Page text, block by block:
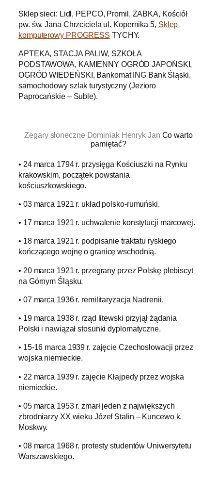
Sklep sieci: Lidl, PEPCO, Promil, ŻABKA, Kościół
pw. św. Jana Chrzciciela ul. Kopernika 5, Sklep
komputerowy PROGRESS TYCHY.
APTEKA, STACJA PALIW, SZKOŁA
PODSTAWOWA, KAMIENNY OGRÓD JAPOŃSKI,
OGRÓD WIEDEŃSKI, Bankomat ING Bank Śląski,
samochodowy szlak turystyczny (Jezioro
Paprocańskie – Suble).
Zegary słoneczne Dominiak Henryk Jan Co warto
pamiętać?
• 24 marca 1794 r. przysięga Kościuszki na Rynku
krakowskim, początek powstania
kościuszkowskiego.
• 03 marca 1921 r. układ polsko-rumuński.
• 17 marca 1921 r. uchwalenie konstytucji marcowej.
• 18 marca 1921 r. podpisanie traktatu ryskiego
kończącego wojnę o granicę wschodnią.
• 20 marca 1921 r. przegrany przez Polskę plebiscyt
na Górnym Śląsku.
• 07 marca 1936 r. remilitaryzacja Nadrenii.
• 19 marca 1938 r. rząd litewski przyjął żądania
Polski i nawiązał stosunki dyplomatyczne.
• 15-16 marca 1939 r. zajęcie Czechosłowacji przez
wojska niemieckie.
• 22 marca 1939 r. zajęcie Kłajpedy przez wojska
niemieckie.
• 05 marca 1953 r. zmarł jeden z największych
zbrodniarzy XX wieku Józef Stalin – Kuncewo k.
Moskwy.
• 08 marca 1968 r. protesty studentów Uniwersytetu
Warszawskiego.